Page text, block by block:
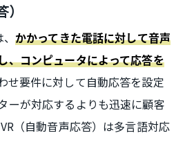
かかってきた電話に対して音声
、コンピュータによって応答を
せ要件に対して自動応答を設定
ーが対応するよりも迅速に顧客
（自動音声応答）は多言語対応